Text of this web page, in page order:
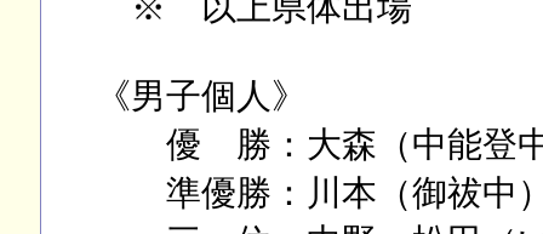
《男子個人》
優 勝：大森（中能登
準優勝：川本（御祓中